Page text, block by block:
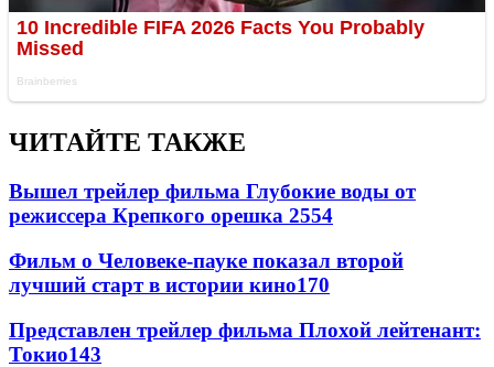
ЧИТАЙТЕ ТАКЖЕ
Вышел трейлер фильма Глубокие воды от
режиссера Крепкого орешка 2554
Фильм о Человеке-пауке показал второй
лучший старт в истории кино170
Представлен трейлер фильма Плохой лейтенант:
Токио143